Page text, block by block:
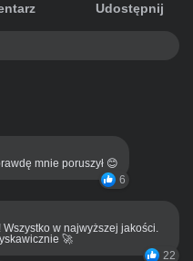
Udostępnij
mnie poruszył 😊
6
Wszystko w najwyższej jakości.
🚀
22